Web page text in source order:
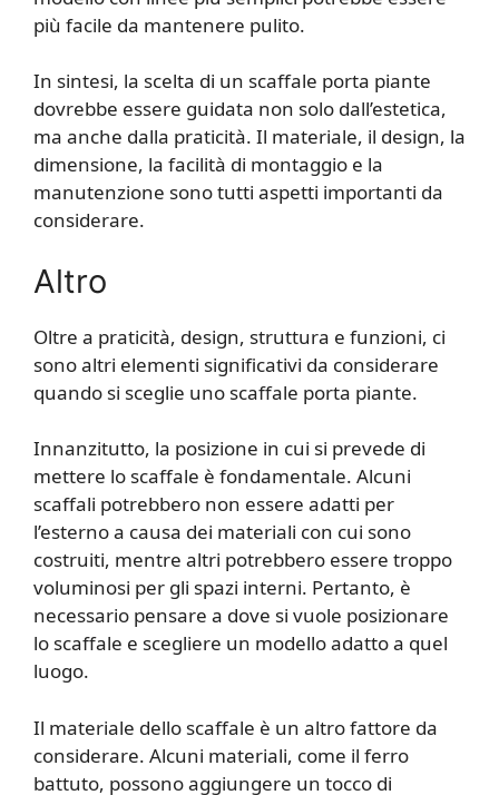
più facile da mantenere pulito.
In sintesi, la scelta di un scaffale porta piante
dovrebbe essere guidata non solo dall’estetica,
ma anche dalla praticità. Il materiale, il design, la
dimensione, la facilità di montaggio e la
manutenzione sono tutti aspetti importanti da
considerare.
Altro
Oltre a praticità, design, struttura e funzioni, ci
sono altri elementi significativi da considerare
quando si sceglie uno scaffale porta piante.
Innanzitutto, la posizione in cui si prevede di
mettere lo scaffale è fondamentale. Alcuni
scaffali potrebbero non essere adatti per
l’esterno a causa dei materiali con cui sono
costruiti, mentre altri potrebbero essere troppo
voluminosi per gli spazi interni. Pertanto, è
necessario pensare a dove si vuole posizionare
lo scaffale e scegliere un modello adatto a quel
luogo.
Il materiale dello scaffale è un altro fattore da
considerare. Alcuni materiali, come il ferro
battuto, possono aggiungere un tocco di